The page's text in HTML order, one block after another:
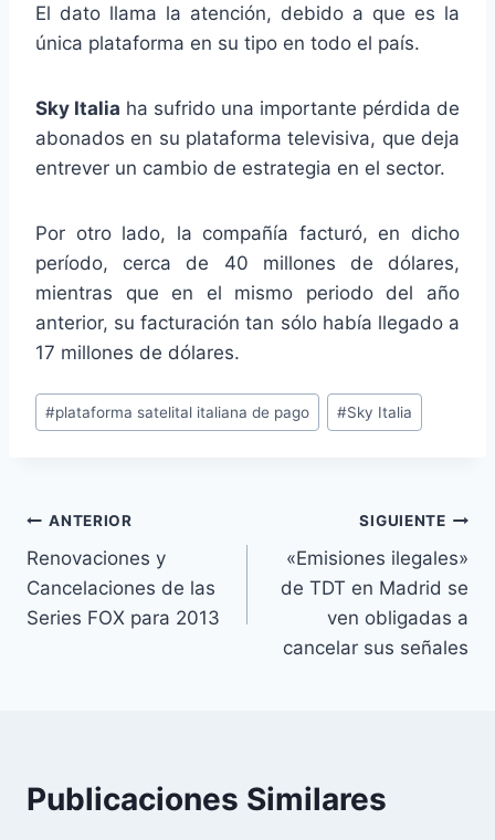
El dato llama la atención, debido a que es la
única plataforma en su tipo en todo el país.
Sky Italia ha sufrido una importante pérdida de
abonados en su plataforma televisiva, que deja
entrever un cambio de estrategia en el sector.
Por otro lado, la compañía facturó, en dicho
período, cerca de 40 millones de dólares,
mientras que en el mismo periodo del año
anterior, su facturación tan sólo había llegado a
17 millones de dólares.
Etiquetas
de
#plataforma satelital italiana de pago #Sky Italia
Navegación
de
entradas
ANTERIOR
Renovaciones y
Cancelaciones de las
Series FOX para 2013
SIGUIENTE
«Emisiones ilegales»
de TDT en Madrid se
ven obligadas a
cancelar sus señales
Publicaciones Similares